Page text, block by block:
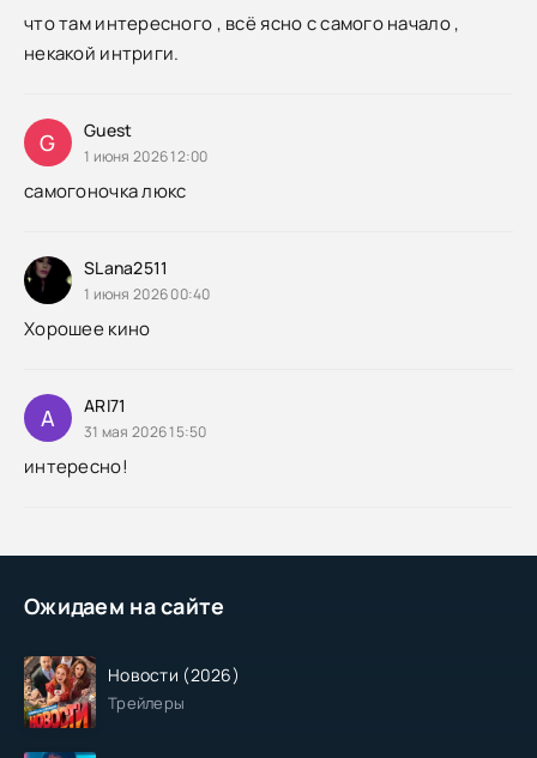
Ожидаем на сайте
Новости (2026)
Трейлеры
что там интересного , всё ясно с самого начало ,
некакой интриги.
G Guest
1 июня 2026 12:00
самогоночка люкс
SLana2511
1 июня 2026 00:40
Хорошее кино
A ARI71
31 мая 2026 15:50
интересно!